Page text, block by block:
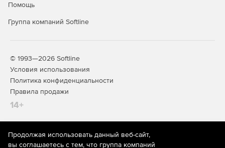
пользователями After Effects (модуль должен
приобретаться и внедряться отдельно).
настраиваемые роли адлминистраторов, возможность
Помощь
Группа компаний Softline
© 1993—2026 Softline
Условия использования
Политика конфиденциальности
Правила продажи
14+
На информационном ресурсе store.softline.ru применяются
Продолжая использовать данный веб-сайт,
вы соглашаетесь с тем, что группа компаний